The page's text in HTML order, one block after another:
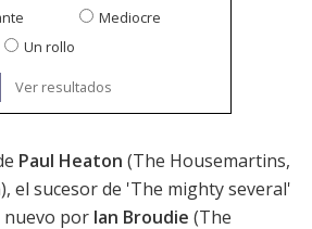
Mediocre
Un rollo
Ver resultados
Paul Heaton (The Housemartins,
el sucesor de 'The mighty several'
nuevo por Ian Broudie (The